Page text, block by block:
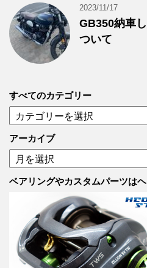
2023/11/17
GB350納車
ついて
すべてのカテゴリー
べ
て
の
カ
テ
アーカイブ
ア
ー
カ
ベアリングやカスタムパーツは